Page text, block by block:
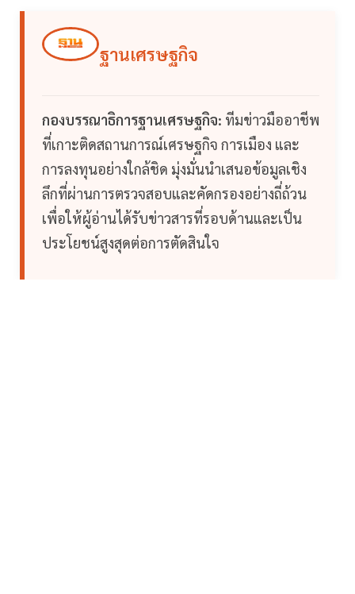
ฐานเศรษฐกิจ
กองบรรณาธิการฐานเศรษฐกิจ: ทีมข่าวมืออาชีพ
ที่เกาะติดสถานการณ์เศรษฐกิจ การเมือง และ
การลงทุนอย่างใกล้ชิด มุ่งมั่นนำเสนอข้อมูลเชิง
ลึกที่ผ่านการตรวจสอบและคัดกรองอย่างถี่ถ้วน
เพื่อให้ผู้อ่านได้รับข่าวสารที่รอบด้านและเป็น
ประโยชน์สูงสุดต่อการตัดสินใจ